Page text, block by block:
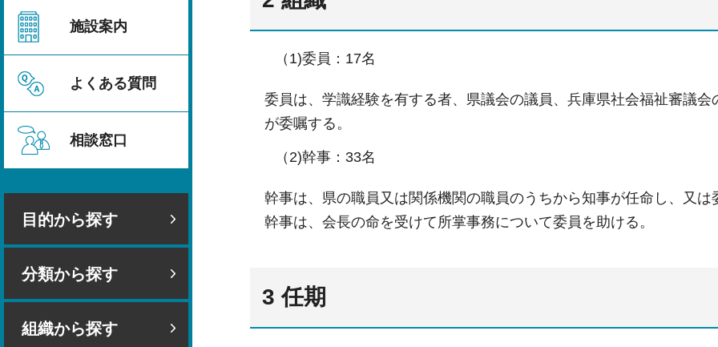
施設案内
よくある質問
相談窓口
目的から探す
分類から探す
組織から探す
（1)委員：17名
委員は、学識経験を有する者、県議会の議員、兵庫県社会福祉審議
が委嘱する。
（2)幹事：33名
幹事は、県の職員又は関係機関の職員のうちから知事が任命し、又は
幹事は、会長の命を受けて所掌事務について委員を助ける。
3 任期